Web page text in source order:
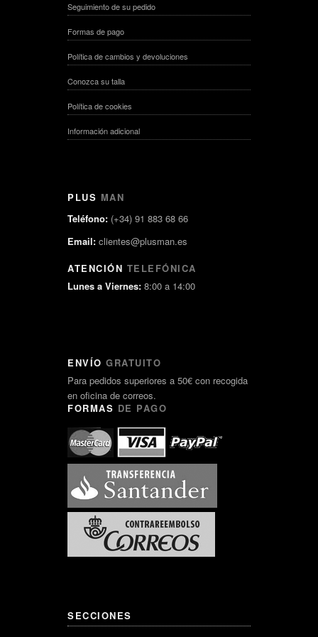
Seguimiento de su pedido
Formas de pago
Política de cambios y devoluciones
Conozca su talla
Política de cookies
Información adicional
PLUS MAN
Teléfono: (+34) 91 883 68 66
Email: clientes@plusman.es
ATENCIÓN TELEFÓNICA
Lunes a Viernes: 8:00 a 14:00
ENVÍO GRATUITO
Para pedidos superiores a 50€ con recogida
en oficina de correos.
FORMAS DE PAGO
SECCIONES